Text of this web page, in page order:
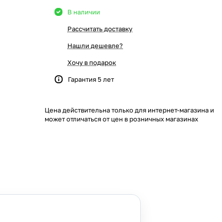
В наличии
Рассчитать доставку
Нашли дешевле?
Хочу в подарок
Гарантия 5 лет
Цена действительна только для интернет-магазина и
может отличаться от цен в розничных магазинах